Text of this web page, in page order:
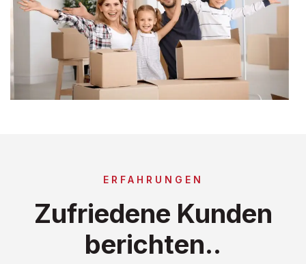
ERFAHRUNGEN
Zufriedene Kunden
berichten..